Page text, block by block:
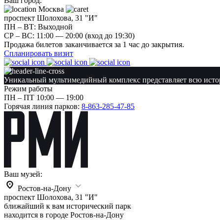
Москва
проспект Шолохова, 31 "И"
ПН – ВТ: Выходной
CР – ВС: 11:00 — 20:00 (вход до 19:30)
Продажа билетов заканчивается за 1 час до закрытия.
Спланировать визит
Уникальный мультимедийный комплекс представляет всю
Режим работы
ПН – ПТ 10:00 — 19:00
Горячая линия парков: 8-863-285-47-85
Ваш музей:
Ростов-на-Дону
проспект Шолохова, 31 "И"
ближайший к вам исторический парк
находится в городе Ростов-на-Дону